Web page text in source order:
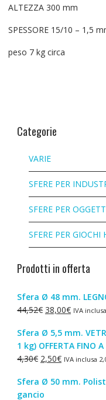
ALTEZZA 300 mm
SPESSORE 15/10 – 1,5
peso 7 kg circa
Categorie
VARIE
SFERE PER
SFERE PER
SFERE PER GIOCHI
Prodotti in offerta
Sfera Ø 48 mm.
44,52€ Il
originale
era:
44,52€.
38,00€Il
attuale
è:
38,00€.
IVA inclusa
Sfera Ø 5,5 mm.
1 kg) OFFERTA FINO
4,30€ Il
originale
era:
2,50€Il
attuale
IVA inclusa
Sfera Ø 50 mm.
gancio